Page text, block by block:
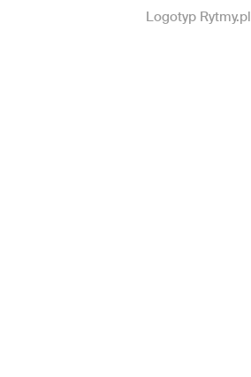
Logotyp Rytmy.pl